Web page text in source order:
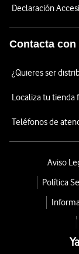
Declaración
Contacta
¿Quieres ser
Localiza tu tienda
Teléfonos de
Aviso
Política